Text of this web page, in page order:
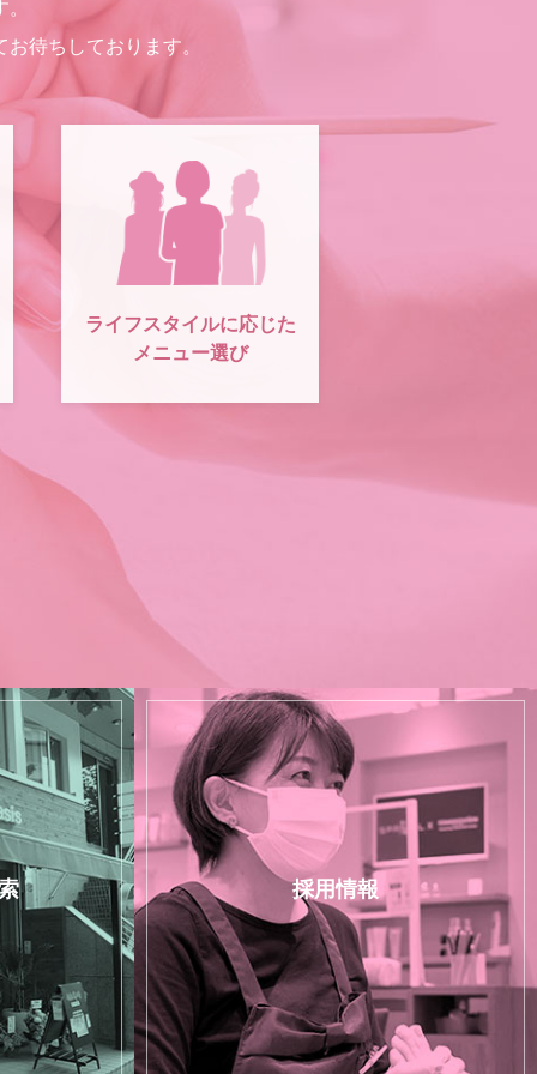
待ちしております。
ライフスタイルに応じた
メニュー選び
採用情報